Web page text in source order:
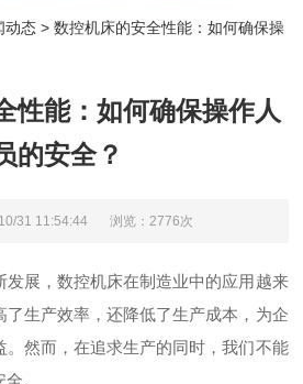
动态 >数控机床的安全性能：如何确保操
性能：如何确保操作人
的安全？
31 11:54:44 浏览：2776次
展，数控机床在制造业中的应用越来
了生产效率，还降低了生产成本，为企
。然而，在追求生产的同时，我们不能
。